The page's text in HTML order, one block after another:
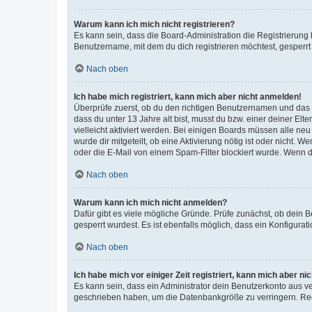
Warum kann ich mich nicht registrieren?
Es kann sein, dass die Board-Administration die
Benutzername, mit dem du dich registrieren möchtest,
Nach oben
Ich habe mich registriert, kann mich aber nicht anmelden!
Überprüfe zuerst, ob du den richtigen Benutzernamen und
dass du unter 13 Jahre alt bist, musst du bzw. einer deiner
vielleicht aktiviert werden. Bei einigen Boards müssen alle
wurde dir mitgeteilt, ob eine Aktivierung nötig ist oder nicht.
oder die E-Mail von einem Spam-Filter blockiert wurde.
Nach oben
Warum kann ich mich nicht anmelden?
Dafür gibt es viele mögliche Gründe. Prüfe zunächst, ob dein
gesperrt wurdest. Es ist ebenfalls möglich, dass ein
Nach oben
Ich habe mich vor einiger Zeit registriert, kann mich aber
Es kann sein, dass ein Administrator dein Benutzerkonto aus
geschrieben haben, um die Datenbankgröße zu verringern.